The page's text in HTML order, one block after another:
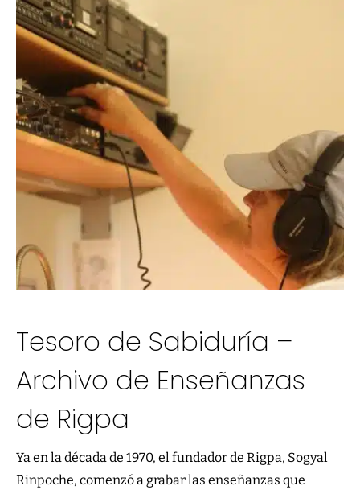
Tesoro de Sabiduría –
Archivo de Enseñanzas
de Rigpa
Ya en la década de 1970, el fundador de Rigpa, Sogyal
Rinpoche, comenzó a grabar las enseñanzas que